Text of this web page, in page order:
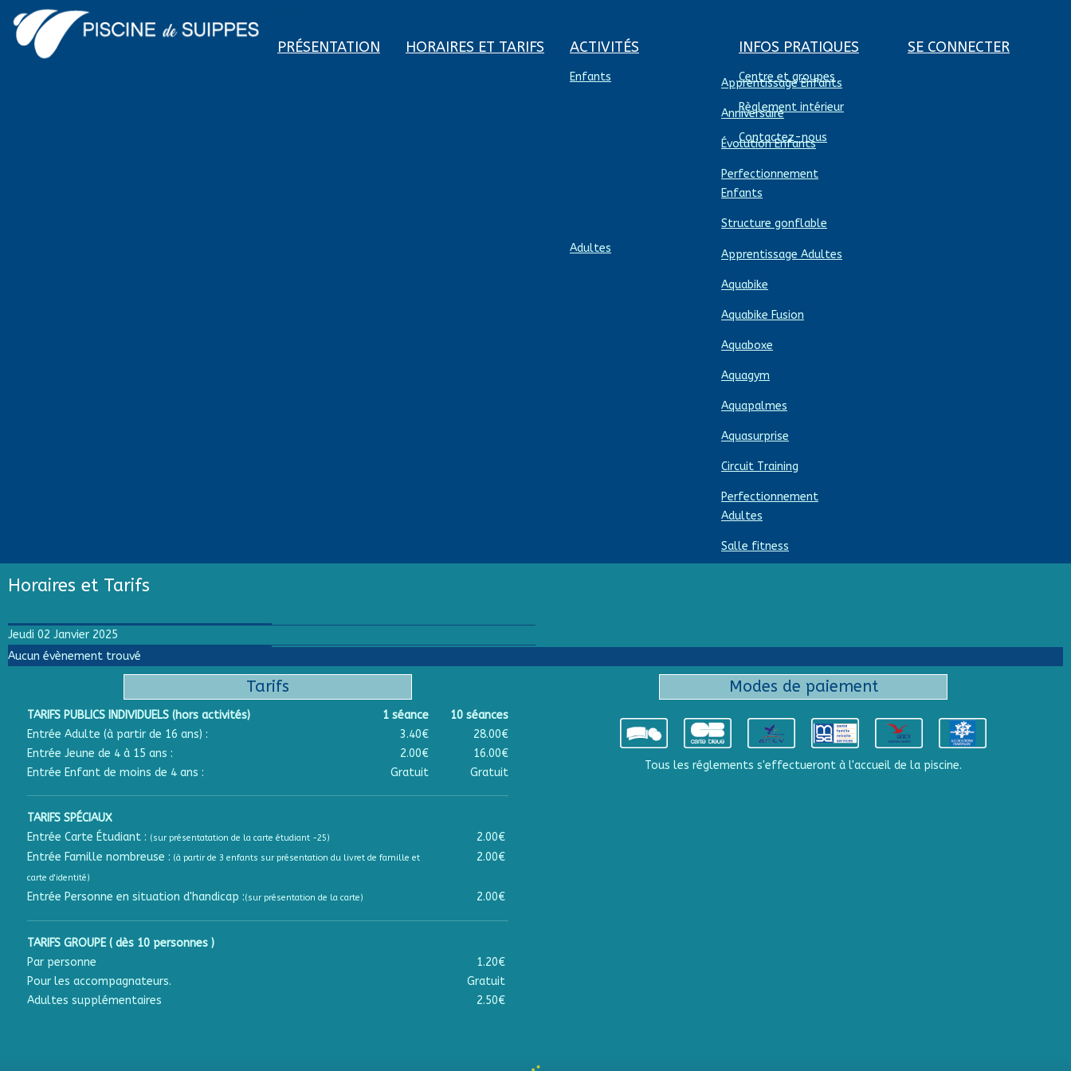
PRÉSENTATION HORAIRES ET TARIFS ACTIVITÉS
Enfants Apprentissage Enfants
Anniversaire
Évolution Enfants
Perfectionnement
Enfants
Structure gonflable
Adultes
Apprentissage Adultes
Aquabike
Aquabike Fusion
Aquaboxe
Aquagym
Aquapalmes
Aquasurprise
Circuit Training
Perfectionnement
Adultes
Salle fitness
INFOS PRATIQUES
Centre et groupes
Règlement intérieur
Contactez-nous
SE CONNECTER
Horaires et Tarifs
Jeudi 02 Janvier 2025
Aucun évènement trouvé
Tarifs
TARIFS PUBLICS INDIVIDUELS (hors activités) 1 séance
10 séances
Entrée Adulte (à partir de 16 ans) :
3.40€
28.00€
Entrée Jeune de 4 à 15 ans :
2.00€
16.00€
Entrée Enfant de moins de 4 ans :
Gratuit Gratuit
TARIFS SPÉCIAUX
Entrée Carte Étudiant : (sur présentatation de la carte étudiant -25)
2.00€
Entrée Famille nombreuse : (à partir de 3 enfants sur présentation du livret de famille et
carte d'identité)
2.00€
Entrée Personne en situation d'handicap :(sur présentation de la carte) 2.00€
TARIFS GROUPE ( dès 10 personnes )
Par personne
1.20€
Pour les accompagnateurs.
Gratuit
Adultes supplémentaires
2.50€
Modes de paiement
Tous les réglements s'effectueront à l'accueil de la piscine.